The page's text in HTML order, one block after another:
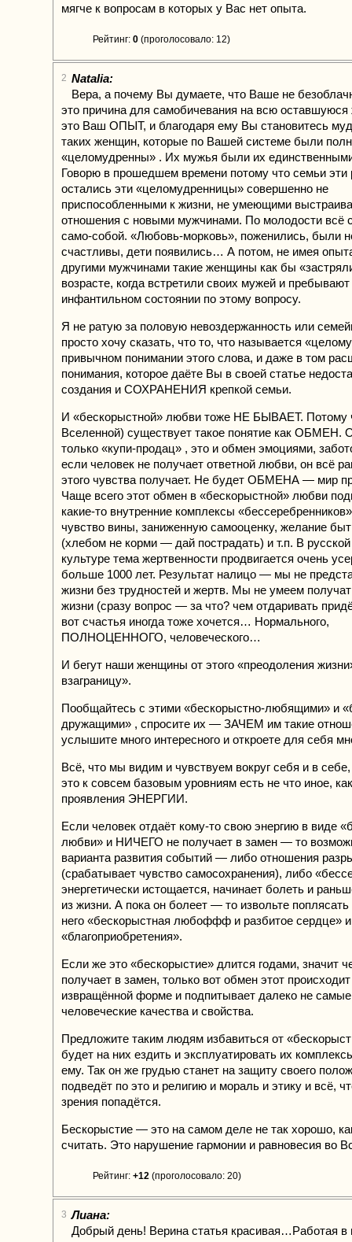
мягче к вопросам в которых у Вас нет опыта.
Рейтинг: 0 (проголосовало: 12)
2 Natalia:
Вера, а почему Вы думаете, что Ваше не
это причина для самобичевания на всю
это Ваш ОПЫТ, и благодаря ему Вы становитесь
таких женщин, которые по Вашей системе были
«целомудренны» . Их мужья были их
Говорю в прошедшем времени потому что семьи эти
остались эти «целомудренницы» совершенно не
приспособленными к жизни, не умеющими
отношения с новыми мужчинами. По молодости всё
само-собой. «Любовь-морковь», поженились, были
счастливы, дети появились… А потом, не имея
другими мужчинами такие женщины как бы
возрасте, когда встретили своих мужей и
инфантильном состоянии по этому вопросу.
Я не ратую за половую невоздержанность или
просто хочу сказать, что то, что называется
привычном понимании этого слова, и даже в том
понимания, которое даёте Вы в своей статье
создания и СОХРАНЕНИЯ крепкой семьи.
И «бескорыстной» любви тоже НЕ БЫВАЕТ. Потому
Вселенной) существует такое понятие как ОБМЕН.
только «купи-продац» , это и обмен эмоциями,
если человек не получает ответной любви, он всё
этого чувства получает. Не будет ОБМЕНА — мир
Чаще всего этот обмен в «бескорыстной» любви
какие-то внутренние комплексы
чувство вины, заниженную самооценку, желание
(хлебом не корми — дай пострадать) и т.п. В
культуре тема жертвенности продвигается очень
больше 1000 лет. Результат налицо — мы не
жизни без трудностей и жертв. Мы не умеем
жизни (сразу вопрос — за что? чем отдаривать
вот счастья иногда тоже хочется… Нормального,
ПОЛНОЦЕННОГО, человеческого…
И бегут наши женщины от этого «преодоления
взаграницу».
Пообщайтесь с этими «бескорыстно-любящими» и
дружащими» , спросите их — ЗАЧЕМ им такие
услышите много интересного и откроете для себя
Всё, что мы видим и чувствуем вокруг себя и в
это к совсем базовым уровниям есть не что иное,
проявления ЭНЕРГИИ.
Если человек отдаёт кому-то свою энергию в виде
любви» и НИЧЕГО не получает в замен — то
варианта развития событий — либо отношения
(срабатывает чувство самосохранения), либо
энергетически истощается, начинает болеть и
из жизни. А пока он болеет — то извольте поплясать
него «бескорыстная любоффф и разбитое сердце»
«благоприобретения».
Если же это «бескорыстие» длится годами, значит
получает в замен, только вот обмен этот
извращённой форме и подпитывает далеко не
человеческие качества и свойства.
Предложите таким людям избавиться от
будет на них ездить и эксплуатировать их
ему. Так он же грудью станет на защиту своего
подведёт по это и религию и мораль и этику и всё,
зрения попадётся.
Бескорыстие — это на самом деле не так хорошо,
считать. Это нарушение гармонии и равновесия во
Рейтинг: +12 (проголосовало: 20)
3 Лиана:
Добрый день! Верина статья красивая…Работая